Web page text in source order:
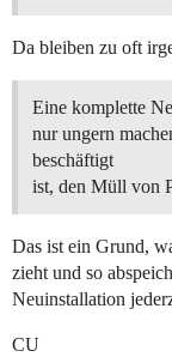
Da bleiben zu oft
Eine komplette
nur ungern
beschäftigt
ist, den Müll von
Das ist ein Grund,
zieht und so
Neuinstallation
CU